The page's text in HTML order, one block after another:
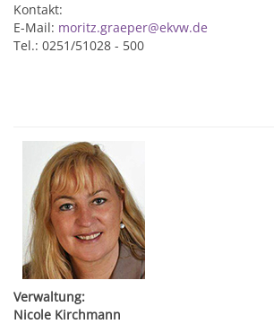
Kontakt:
E-Mail: moritz.graeper@ekvw.de
Tel.: 0251/51028 - 500
Verwaltung:
Nicole Kirchmann